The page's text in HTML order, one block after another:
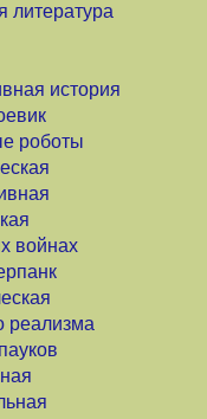
литература
история
роботы
войнах
реализма